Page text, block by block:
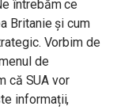
întrebăm ce
Britanie și cum
Vorbim de
de
că SUA vor
informații,